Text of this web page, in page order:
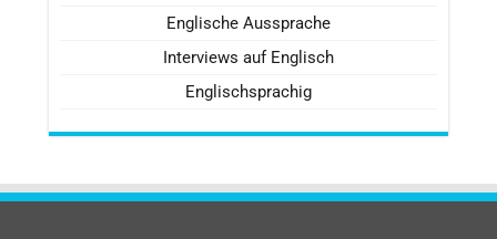
Englische Aussprache
Interviews auf Englisch
Englischsprachig